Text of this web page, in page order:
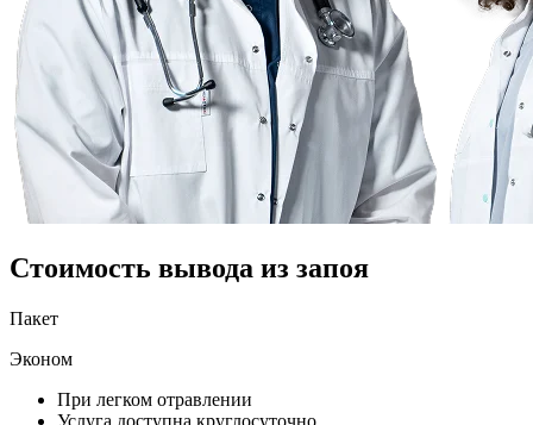
Стоимость вывода из запоя
Пакет
Эконом
При легком отравлении